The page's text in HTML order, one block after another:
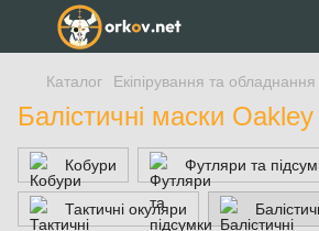
Каталог Екіпірування та обладнання
Балістичні маски Oakley
Кобури Футляри та
Тактичні окуляри